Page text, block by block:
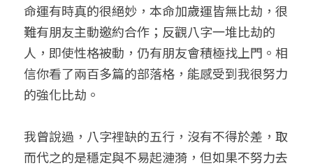
命運有時真的很絕妙，本命加歲運皆無比劫，很
難有朋友主動邀約合作；反觀八字一堆比劫的
人，即使性格被動，仍有朋友會積極找上門。相
信你看了兩百多篇的部落格，能感受到我很努力
的強化比劫。
我曾說過，八字裡缺的五行，沒有不得於差，取
而代之的是穩定與不易起漣漪，但如果不努力去